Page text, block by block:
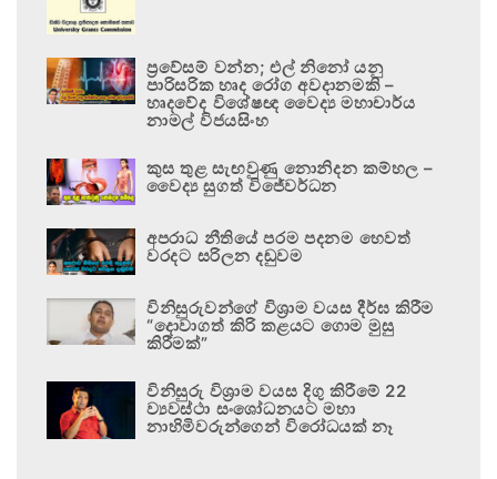
ප්‍රවේසම් වන්න; එල් නිනෝ යනු
පාරිසරික හෘද රෝග අවදානමකි –
හෘදවේද විශේෂඥ වෛද්‍ය මහාචාර්ය
නාමල් විජයසිංහ
කුස තුළ සැඟවුණු නොනිදන කම්හල –
වෛද්‍ය සුගත් විජේවර්ධන
අපරාධ නීතියේ පරම පදනම හෙවත්
වරදට සරිලන දඬුවම
විනිසුරුවන්ගේ විශ්‍රාම වයස දීර්ඝ කිරීම
“දොවාගත් කිරි කළයට ගොම මුසු
කිරීමක්”
විනිසුරු විශ්‍රාම වයස දිගු කිරීමේ 22
ව්‍යවස්ථා සංශෝධනයට මහා
නාහිමිවරුන්ගෙන් විරෝධයක් නෑ